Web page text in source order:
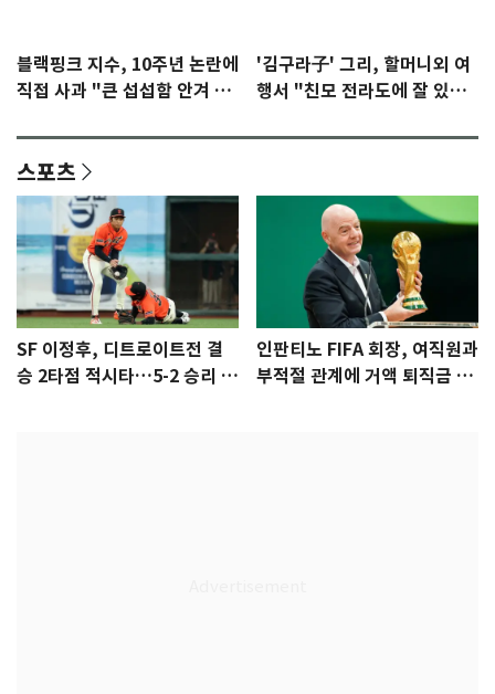
블랙핑크 지수, 10주년 논란에
직접 사과 "큰 섭섭함 안겨 미
'김구라子' 그리, 할머니외 여
행서 "친모 전라도에 잘 있
스포츠
SF 이정후, 디트로이트전 결
승 2타점 적시타…5-2 승리 견
인판티노 FIFA 회장, 여직원과
부적절 관계에 거액 퇴직금 지